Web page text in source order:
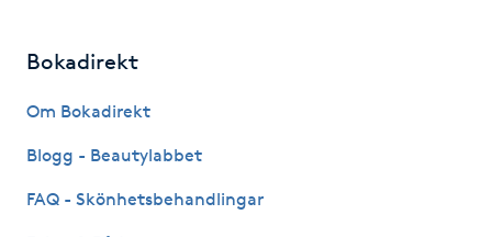
Nageltrång
Nagelvård
Bokadirekt
Om Bokadirekt
Blogg - Beautylabbet
FAQ - Skönhetsbehandlingar